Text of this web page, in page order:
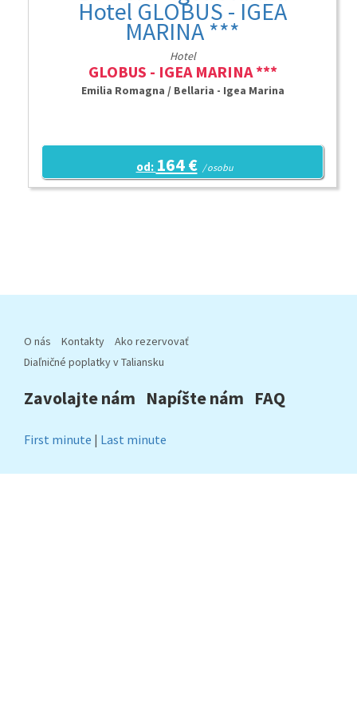
Hotel
GLOBUS - IGEA MARINA ***
Emilia Romagna / Bellaria - Igea Marina
od: 164 € / osobu
O nás Kontakty
Ako rezervovať
Diaľničné poplatky v Taliansku
Zavolajte nám Napíšte nám FAQ
First minute | Last minute